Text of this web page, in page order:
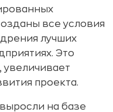
все условия
лучших
Это
проекта.
на базе